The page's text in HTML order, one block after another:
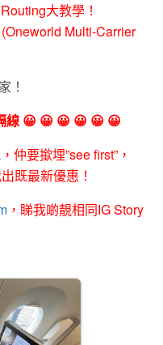
大教學！
Multi-Carrier
！
線 😀 😀 😀 😀 😀 😀
，仲要撳埋”see first”，
既最新優惠！
，睇我啲靚相同IG Story